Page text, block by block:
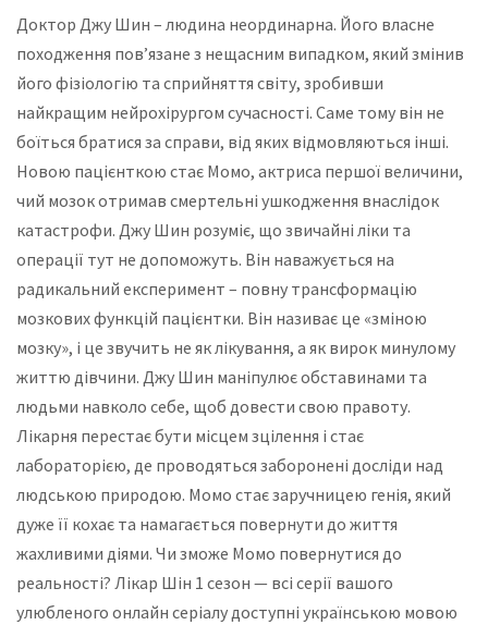
Доктор Джу Шин – людина неординарна. Його власне
походження пов’язане з нещасним випадком, який змінив
його фізіологію та сприйняття світу, зробивши
найкращим нейрохірургом сучасності. Саме тому він не
боїться братися за справи, від яких відмовляються інші.
Новою пацієнткою стає Момо, актриса першої величини,
чий мозок отримав смертельні ушкодження внаслідок
катастрофи. Джу Шин розуміє, що звичайні ліки та
операції тут не допоможуть. Він наважується на
радикальний експеримент – повну трансформацію
мозкових функцій пацієнтки. Він називає це «зміною
мозку», і це звучить не як лікування, а як вирок минулому
життю дівчини. Джу Шин маніпулює обставинами та
людьми навколо себе, щоб довести свою правоту.
Лікарня перестає бути місцем зцілення і стає
лабораторією, де проводяться заборонені досліди над
людською природою. Момо стає заручницею генія, який
дуже її кохає та намагається повернути до життя
жахливими діями. Чи зможе Момо повернутися до
реальності? Лікар Шін 1 сезон — всі серії вашого
улюбленого онлайн серіалу доступні українською мовою